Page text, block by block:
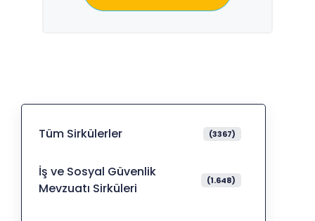
Tüm Sirkülerler (3367)
İş ve Sosyal Güvenlik
Mevzuatı Sirküleri
(1.648)